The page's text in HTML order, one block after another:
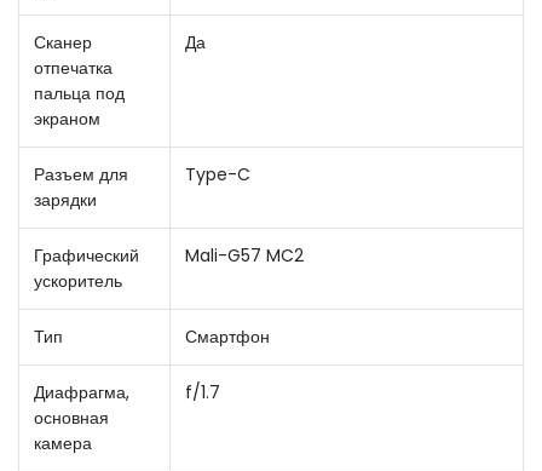
Сканер
отпечатка
пальца под
экраном
Да
Разъем для
зарядки
Type-C
Графический
ускоритель
Mali-G57 MC2
Тип Смартфон
Диафрагма,
основная
камера
f/1.7